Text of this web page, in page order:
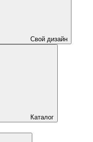
Свой дизайн
Каталог